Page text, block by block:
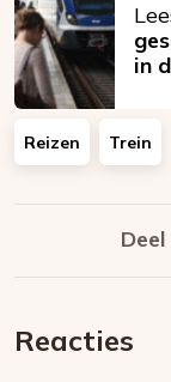
in
Reizen Trein
Reacties